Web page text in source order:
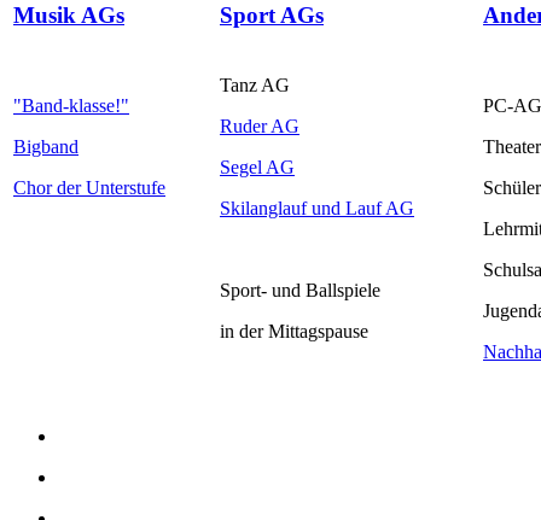
Musik AGs Sport AGs
"Band-klasse!"
Bigband
Chor der Unterstufe
Tanz AG
Ruder AG
Segel AG
Skilanglauf und Lauf AG
Sport- und Ballspiele
in der Mittagspause
PC-AG
Theater